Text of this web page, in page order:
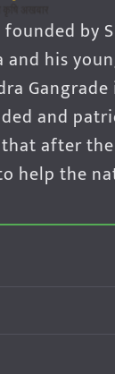
founded by
and his
Gangrade
and
after
help the